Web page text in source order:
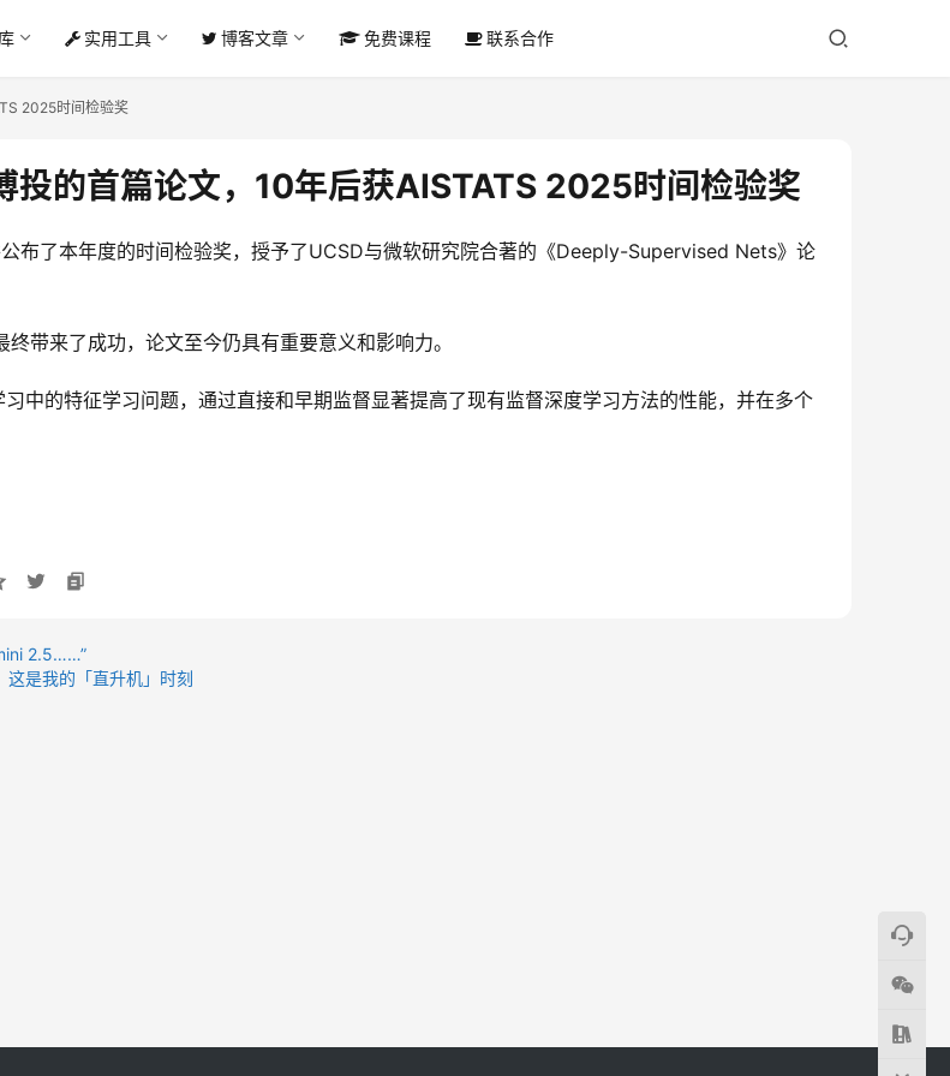
实用工具 博客文章 免费课程 联系合作
2025时间检验奖
的首篇论文，10年后获AISTATS 2025时间检验奖
布了本年度的时间检验奖，授予了UCSD与微软研究院合著的《Deeply-Supervised Nets》论
带来了成功，论文至今仍具有重要意义和影响力。
中的特征学习问题，通过直接和早期监督显著提高了现有监督深度学习方法的性能，并在多个
2.5……”
是我的「直升机」时刻